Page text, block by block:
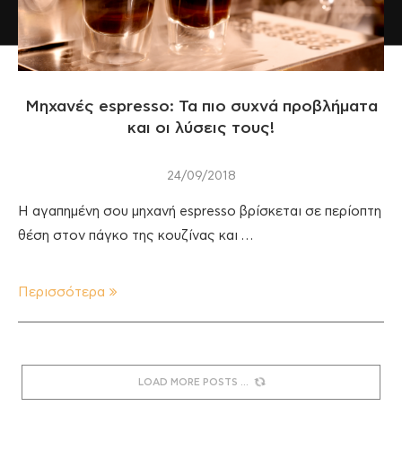
Μηχανές espresso: Τα πιο συχνά προβλήματα
και οι λύσεις τους!
24/09/2018
Η αγαπημένη σου μηχανή espresso βρίσκεται σε περίοπτη
θέση στον πάγκο της κουζίνας και …
Περισσότερα
LOAD MORE POSTS